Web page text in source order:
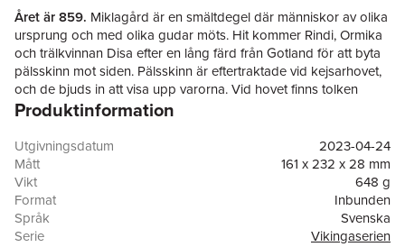
Året är 859. Miklagård är en smältdegel där människor av olika
ursprung och med olika gudar möts. Hit kommer Rindi, Ormika
och trälkvinnan Disa efter en lång färd från Gotland för att byta
pälsskinn mot siden. Pälsskinn är eftertraktade vid kejsarhovet,
och de bjuds in att visa upp varorna. Vid hovet finns tolken
Giulia som visar sig ha gotländsk bakgrund. Disa drömmer
unge kejsaren vill sprida den grekisk-ortodoxa tron, men hoten
är många och hovintrigerna tätnar.
Den nya tron lockar och Rindi vill låta döpa sig. Hennes önskan
att lära sig läsa och skriva är stark, men Ormika tänker inte låta
henne välja väg i livet.
Miklagård
är den fjärde fristående delen i Agneta Arnesson
Produktinformation
Utgivningsdatum
2023-04-24
Mått
161 x 232 x 28 mm
Vikt
648 g
Format
Inbunden
Språk
Svenska
Serie
Vikingaserien